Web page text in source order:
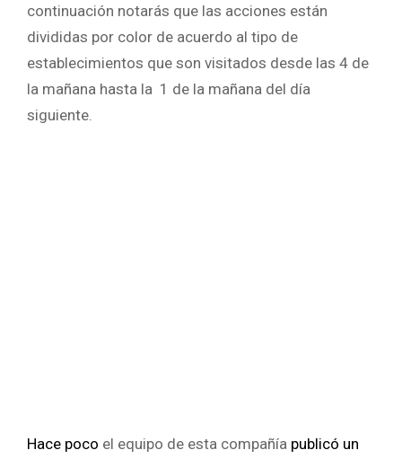
continuación notarás que las acciones están
divididas por color de acuerdo al tipo de
establecimientos que son visitados desde las 4 de
la mañana hasta la 1 de la mañana del día
siguiente.
Hace poco el equipo de esta compañía publicó un